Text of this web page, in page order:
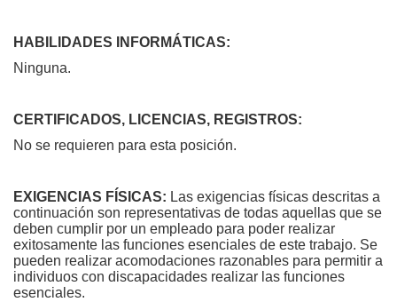
HABILIDADES INFORMÁTICAS:
Ninguna.
CERTIFICADOS, LICENCIAS, REGISTROS:
No se requieren para esta posición.
EXIGENCIAS FÍSICAS: Las exigencias físicas descritas a
continuación son representativas de todas aquellas que se
deben cumplir por un empleado para poder realizar
exitosamente las funciones esenciales de este trabajo. Se
pueden realizar acomodaciones razonables para permitir a
individuos con discapacidades realizar las funciones
esenciales.